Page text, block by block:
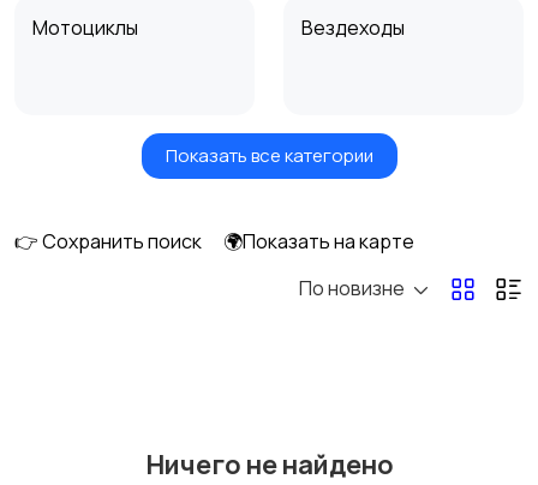
Мотоциклы Вездеходы
Квадроциклы и багги
Снегоходы
Показать все категории
👉 Сохранить поиск
🌍Показать на карте
По новизне
Ничего не найдено